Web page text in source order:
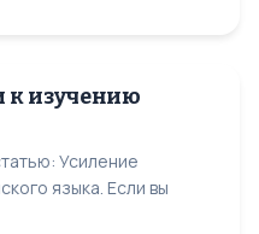
к изучению
Усиление
языка. Если вы